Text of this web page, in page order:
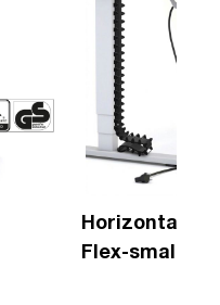
Horizontaler
Flex-small +